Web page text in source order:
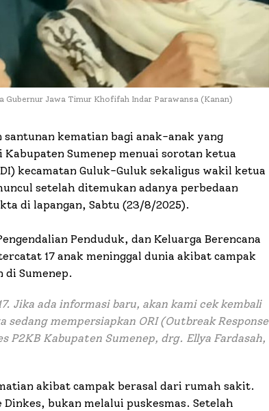
Jawa Timur Khofifah Indar Parawansa (Kanan)
santunan kematian bagi anak-anak yang
Sumenep menuai sorotan ketua
kecamatan Guluk-Guluk sekaligus wakil ketua
setelah ditemukan adanya perbedaan
di lapangan, Sabtu (23/8/2025).
Penduduk, dan Keluarga Berencana
17 anak meninggal dunia akibat campak
di Sumenep.
Jika ada informasi baru, akan kami cek kembali
sedang mempersiapkan ORI (Outbreak Response
P2KB Kabupaten Sumenep, drg. Ellya Fardasah,
akibat campak berasal dari rumah sakit.
bukan melalui puskesmas. Setelah